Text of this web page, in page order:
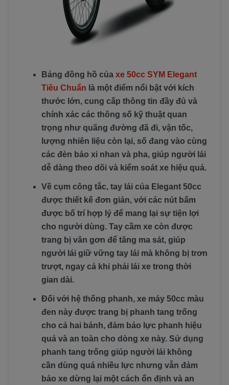
Bảng đồng hồ của xe 50cc SYM Elegant
Tiêu Chuẩn là một điểm nổi bật với kích
thước lớn, cung cấp thông tin đầy đủ và
chính xác các thông số kỹ thuật quan
trọng như quãng đường đã đi, vận tốc,
lượng nhiên liệu còn lại, số đang vào cùng
các đèn báo xi nhan và pha, giúp người lái
dễ dàng theo dõi và kiểm soát xe hiệu quả.
Về cụm công tắc, tay lái của Elegant 50cc
được thiết kế đơn giản, với các nút bấm
được bố trí hợp lý để mang lại sự tiện lợi
cho người dùng. Tay cầm xe còn được
trang bị vân gơn để tăng ma sát, giúp
người lái giữ vững tay lái mà không bị trơn
trượt, ngay cả khi phải lái xe trong thời
gian dài.
Đối với hệ thống phanh, xe máy 50cc màu
đen này được trang bị phanh tang trống
cho cả hai bánh, đảm bảo lực phanh hiệu
quả và an toàn cho dòng xe này. Sử dụng
phanh tang trống giúp người lái không
cần dùng quá nhiều lực nhưng vẫn đảm
bảo xe dừng lại một cách ổn định và an